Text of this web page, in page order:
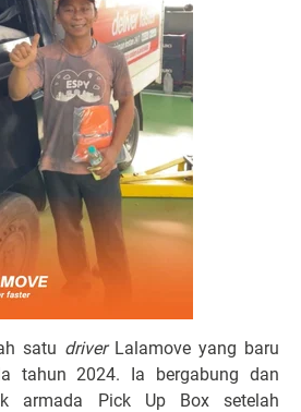
satu driverLalamove yang baru
tahun 2024. Ia bergabung dan
armada Pick Up Box setelah